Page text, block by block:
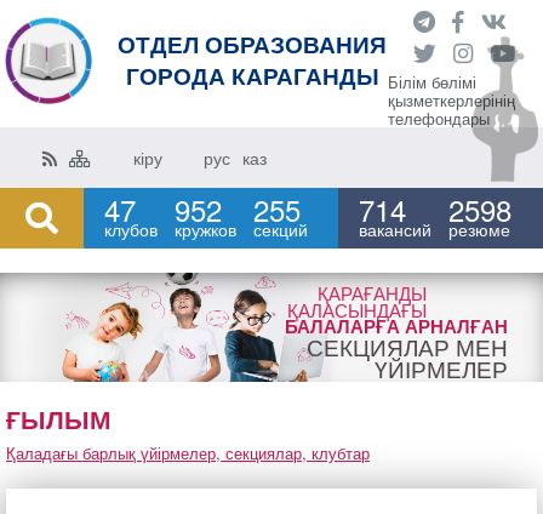
ОТДЕЛ ОБРАЗОВАНИЯ
ГОРОДА КАРАГАНДЫ Білім бөлімі
қызметкерлерінің
телефондары
кіру рус каз
47
клубов 952
кружков 255
секций 714
вакансий 2598
резюме
ҚАРАҒАНДЫ
ҚАЛАСЫНДАҒЫ
БАЛАЛАРҒА АРНАЛҒАН
СЕКЦИЯЛАР МЕН
ҮЙІРМЕЛЕР
ҒЫЛЫМ
Қаладағы барлық үйірмелер, секциялар, клубтар